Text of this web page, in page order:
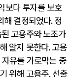
보다 투자를 보호
해 결정되었다.정
고용주와 노조가
알지 못한다.고용
유를 가로막는 중
위해 고용주, 선출